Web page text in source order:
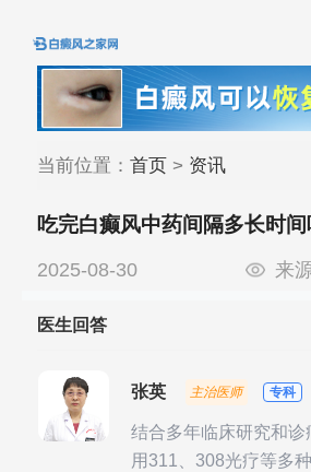
当前位置： 首页> 资讯
吃完白癫风中药间隔多长时
2025-08-30 来
医生回答
张英 主治医师 专科
结合多年临床研究和诊
用311、308光疗等多